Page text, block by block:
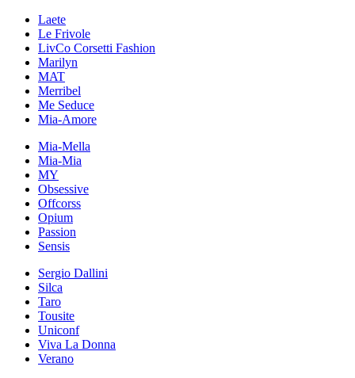
Laete
Le Frivole
LivCo Corsetti Fashion
Marilyn
MAT
Merribel
Me Seduce
Mia-Amore
Mia-Mella
Mia-Mia
MY
Obsessive
Offcorss
Opium
Passion
Sensis
Sergio Dallini
Silca
Taro
Tousite
Uniconf
Viva La Donna
Verano